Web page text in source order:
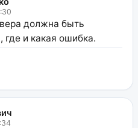
должна быть
и какая ошибка.